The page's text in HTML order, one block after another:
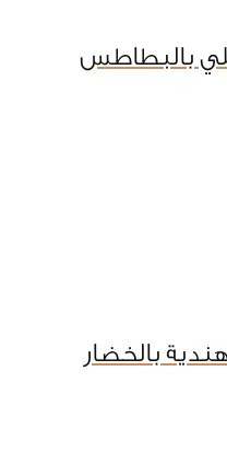
بالبطاطس
بالخضار